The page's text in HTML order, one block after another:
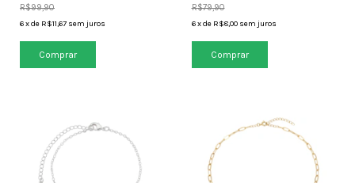
R$99,90
6xde R$11,67 sem juros
R$79,90
6 xde R$8,00 sem juros